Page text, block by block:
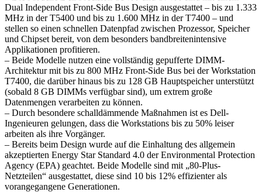
Dual Independent Front-Side Bus Design ausgestattet – bis zu 1.333
MHz in der T5400 und bis zu 1.600 MHz in der T7400 – und
stellen so einen schnellen Datenpfad zwischen Prozessor, Speicher
und Chipset bereit, von dem besonders bandbreitenintensive
Applikationen profitieren.
– Beide Modelle nutzen eine vollständig gepufferte DIMM-
Architektur mit bis zu 800 MHz Front-Side Bus bei der Workstation
T7400, die darüber hinaus bis zu 128 GB Hauptspeicher unterstützt
(sobald 8 GB DIMMs verfügbar sind), um extrem große
Datenmengen verarbeiten zu können.
– Durch besondere schalldämmende Maßnahmen ist es Dell-
Ingenieuren gelungen, dass die Workstations bis zu 50% leiser
arbeiten als ihre Vorgänger.
– Bereits beim Design wurde auf die Einhaltung des allgemein
akzeptierten Energy Star Standard 4.0 der Environmental Protection
Agency (EPA) geachtet. Beide Modelle sind mit „80-Plus-
Netzteilen“ ausgestattet, diese sind 10 bis 12% effizienter als
vorangegangene Generationen.